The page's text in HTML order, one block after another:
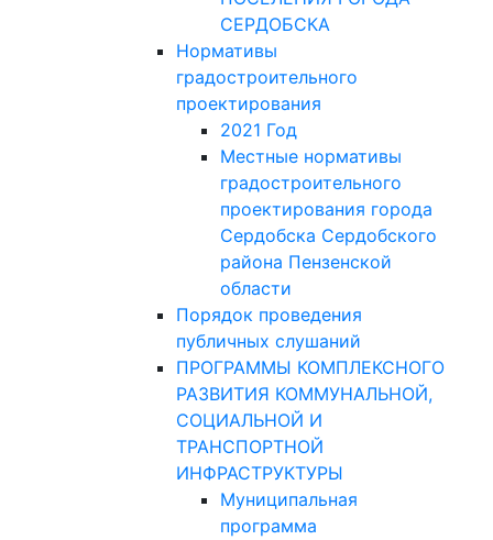
СЕРДОБСКА
Нормативы
градостроительного
проектирования
2021 Год
Местные нормативы
градостроительного
проектирования города
Сердобска Сердобского
района Пензенской
области
Порядок проведения
публичных слушаний
ПРОГРАММЫ КОМПЛЕКСНОГО
РАЗВИТИЯ КОММУНАЛЬНОЙ,
СОЦИАЛЬНОЙ И
ТРАНСПОРТНОЙ
ИНФРАСТРУКТУРЫ
Муниципальная
программа